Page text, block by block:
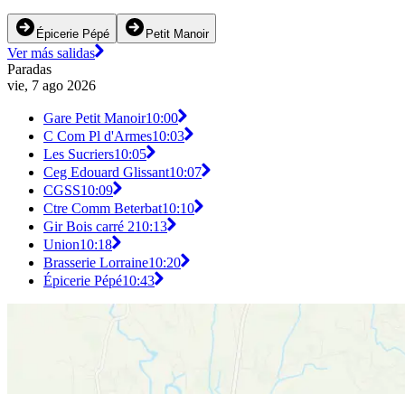
Épicerie Pépé Petit Manoir
Ver más salidas
Paradas
vie, 7 ago 2026
Gare Petit Manoir10:00
C Com Pl d'Armes10:03
Les Sucriers10:05
Ceg Edouard Glissant10:07
CGSS10:09
Ctre Comm Beterbat10:10
Gir Bois carré 210:13
Union10:18
Brasserie Lorraine10:20
Épicerie Pépé10:43